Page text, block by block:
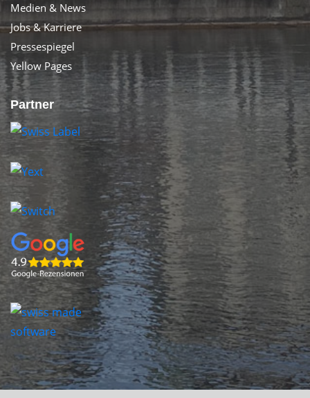
Medien & News
Jobs & Karriere
Pressespiegel
Yellow Pages
Partner